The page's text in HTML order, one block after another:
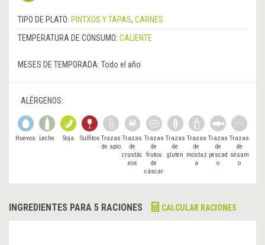
TIPO DE PLATO: PINTXOS Y TAPAS, CARNES
TEMPERATURA DE CONSUMO: CALIENTE
MESES DE TEMPORADA: Todo el año
ALÉRGENOS:
Huevos Leche Soja Sulfitos Trazas
de apio
Trazas
de
crustác
eos
Trazas
de
frutos
de
cáscar
Trazas
de
gluten
Trazas
de
mostaz
a
Trazas
de
pescad
o
Trazas
de
sésam
o
INGREDIENTES PARA 5 RACIONES CALCULAR RACIONES